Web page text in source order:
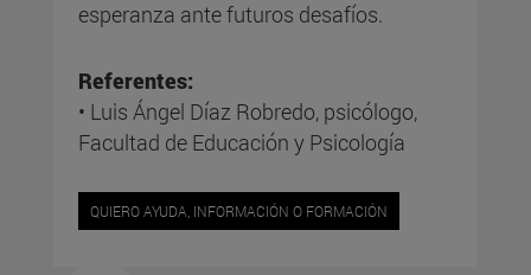
esperanza ante futuros desafíos.
Referentes:
• Luis Ángel Díaz Robredo, psicólogo,
Facultad de Educación y Psicología
QUIERO AYUDA, INFORMACIÓN O FORMACIÓN